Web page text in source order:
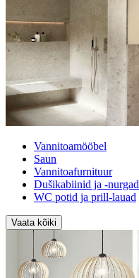
Vannitoamööbel
Saun
Vannitoafurnituur
Dušikabiinid ja -nurgad
WC potid ja prill-lauad
Vaata kõiki